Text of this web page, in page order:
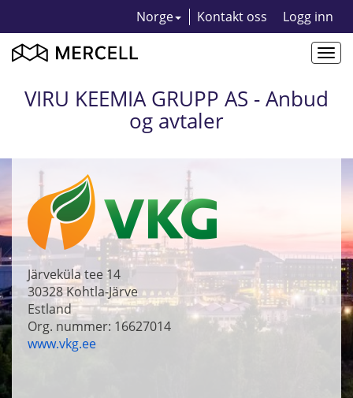
Norge Kontakt oss Logg inn
VIRU KEEMIA GRUPP AS - Anbud
og avtaler
Järveküla tee 14
30328Kohtla-Järve
Estland
Org. nummer: 16627014
www.vkg.ee